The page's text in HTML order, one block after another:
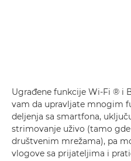
Ugrađene funkcije Wi-Fi ® i
vam da upravljate mnogim
deljenja sa smartfona,
strimovanje uživo (tamo
društvenim mrežama), pa
vlogove sa prijateljima i